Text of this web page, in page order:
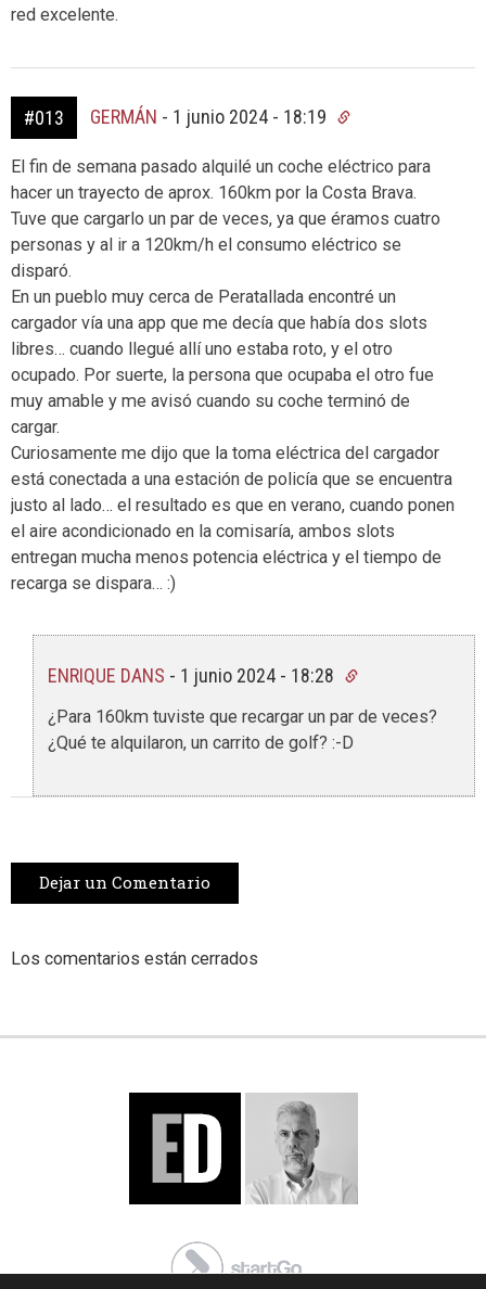
red excelente.
#013 GERMÁN - 1 junio 2024 - 18:19
El fin de semana pasado alquilé un coche eléctrico para
hacer un trayecto de aprox. 160km por la Costa Brava.
Tuve que cargarlo un par de veces, ya que éramos cuatro
personas y al ir a 120km/h el consumo eléctrico se
disparó.
En un pueblo muy cerca de Peratallada encontré un
cargador vía una app que me decía que había dos slots
libres… cuando llegué allí uno estaba roto, y el otro
ocupado. Por suerte, la persona que ocupaba el otro fue
muy amable y me avisó cuando su coche terminó de
cargar.
Curiosamente me dijo que la toma eléctrica del cargador
está conectada a una estación de policía que se encuentra
justo al lado… el resultado es que en verano, cuando ponen
el aire acondicionado en la comisaría, ambos slots
entregan mucha menos potencia eléctrica y el tiempo de
recarga se dispara… :)
ENRIQUE DANS - 1 junio 2024 - 18:28
¿Para 160km tuviste que recargar un par de veces?
¿Qué te alquilaron, un carrito de golf? :-D
Dejar un Comentario
Los comentarios están cerrados